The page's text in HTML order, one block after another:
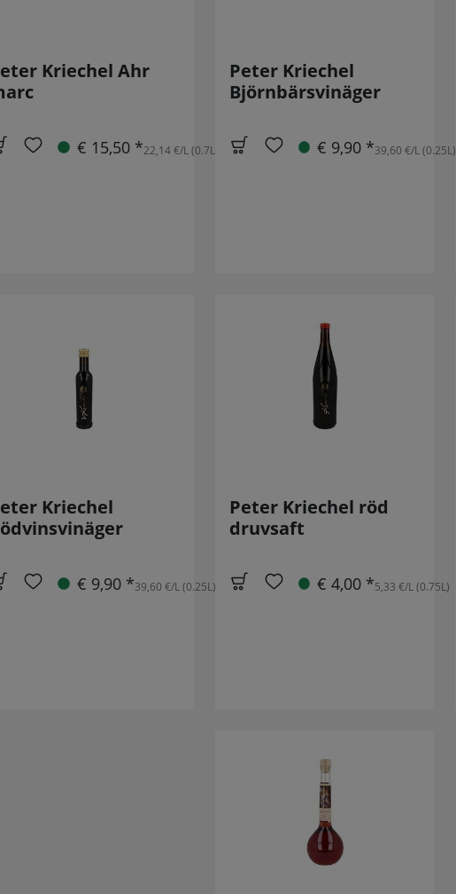
Kriechel Ahr
€ 15,50 *22,14 €/L (0.7L)
Peter Kriechel
Björnbärsvinäger
€ 9,90 *39,60 €/L (0.25L)
Kriechel
€ 9,90 *39,60 €/L (0.25L)
Peter Kriechel röd
druvsaft
€ 4,00 *5,33 €/L (0.75L)